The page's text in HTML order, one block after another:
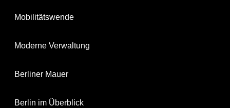
Mobilitätswende
Moderne Verwaltung
Berliner Mauer
Berlin im Überblick